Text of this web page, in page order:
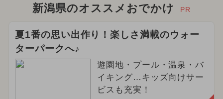
新潟県のオススメおでかけ PR
夏1番の思い出作り！楽しさ満載のウォー
ターパークへ♪
遊園地・プール・温泉・バ
イキング…キッズ向けサー
ビスも充実！